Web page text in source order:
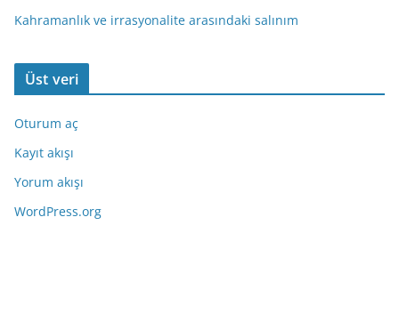
Kahramanlık ve irrasyonalite arasındaki salınım
Üst veri
Oturum aç
Kayıt akışı
Yorum akışı
WordPress.org